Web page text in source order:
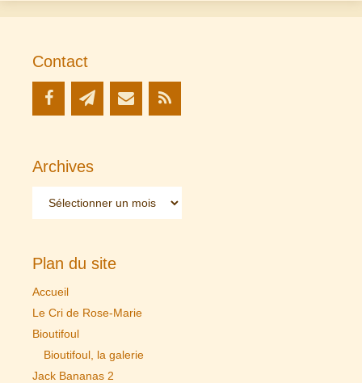
Contact
Archives
Plan du site
Accueil
Le Cri de Rose-Marie
Bioutifoul
Bioutifoul, la galerie
Jack Bananas 2